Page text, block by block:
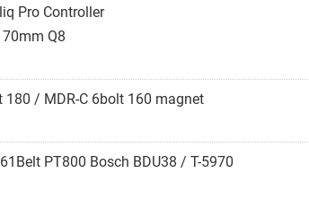
Pro Controller
Q8
180 / MDR-C 6bolt 160 magnet
PT800 Bosch BDU38 / T-5970